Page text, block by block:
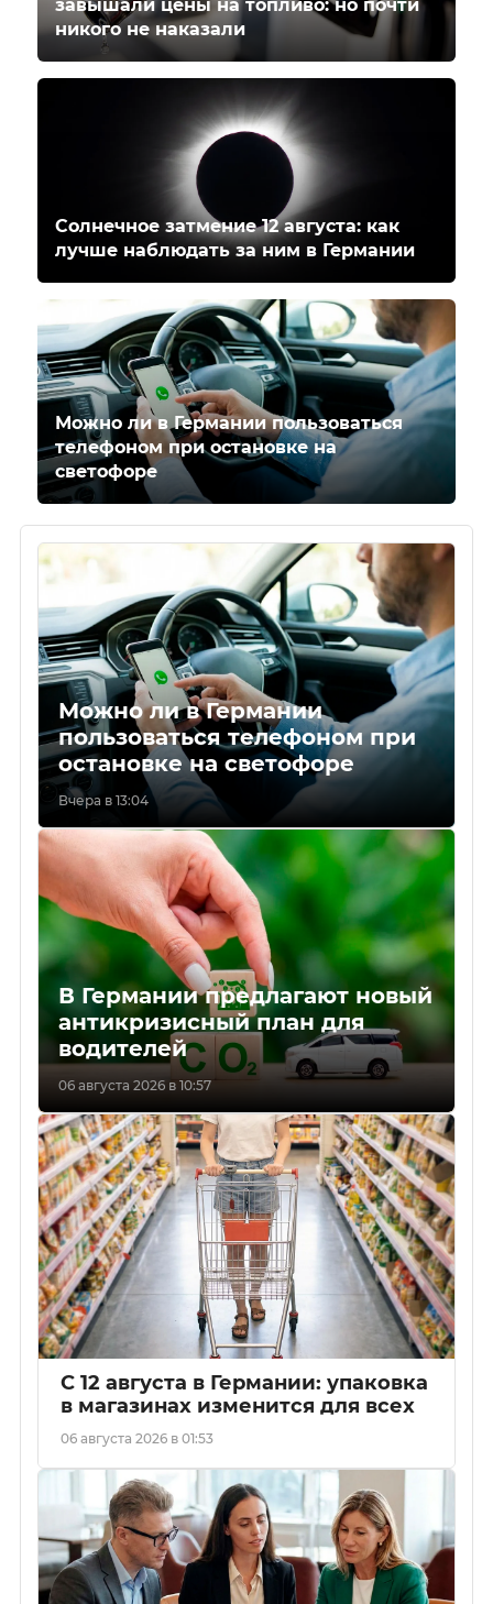
завышали цены на топливо: но почти
никого не наказали
Солнечное затмение 12 августа: как
лучше наблюдать за ним в Германии
Можно ли в Германии пользоваться
телефоном при остановке на
светофоре
Можно ли в Германии
пользоваться телефоном при
остановке на светофоре
Вчера в 13:04
В Германии предлагают новый
антикризисный план для
водителей
06 августа 2026 в 10:57
С 12 августа в Германии: упаковка
в магазинах изменится для всех
06 августа 2026 в 01:53